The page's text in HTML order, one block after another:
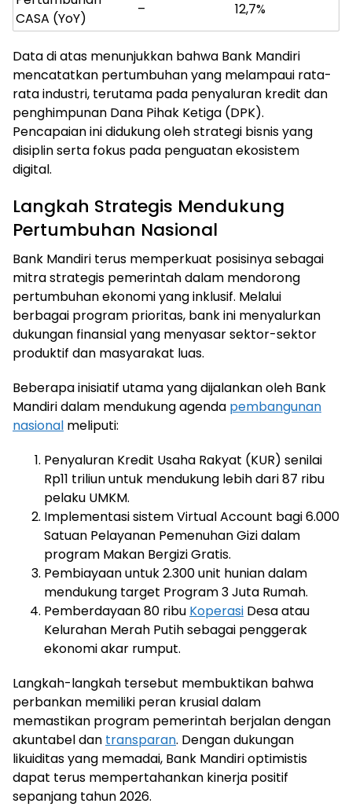
CASA (YoY)
– 12,7%
Data di atas menunjukkan bahwa Bank Mandiri
mencatatkan pertumbuhan yang melampaui rata-
rata industri, terutama pada penyaluran kredit dan
penghimpunan Dana Pihak Ketiga (DPK).
Pencapaian ini didukung oleh strategi bisnis yang
disiplin serta fokus pada penguatan ekosistem
digital.
Langkah Strategis Mendukung
Pertumbuhan Nasional
Bank Mandiri terus memperkuat posisinya sebagai
mitra strategis pemerintah dalam mendorong
pertumbuhan ekonomi yang inklusif. Melalui
berbagai program prioritas, bank ini menyalurkan
dukungan finansial yang menyasar sektor-sektor
produktif dan masyarakat luas.
Beberapa inisiatif utama yang dijalankan oleh Bank
Mandiri dalam mendukung agenda pembangunan
nasional meliputi:
Penyaluran Kredit Usaha Rakyat (KUR) senilai
Rp11 triliun untuk mendukung lebih dari 87 ribu
pelaku UMKM.
Implementasi sistem Virtual Account bagi 6.000
Satuan Pelayanan Pemenuhan Gizi dalam
program Makan Bergizi Gratis.
Pembiayaan untuk 2.300 unit hunian dalam
mendukung target Program 3 Juta Rumah.
Pemberdayaan 80 ribu Koperasi Desa atau
Kelurahan Merah Putih sebagai penggerak
ekonomi akar rumput.
Langkah-langkah tersebut membuktikan bahwa
perbankan memiliki peran krusial dalam
memastikan program pemerintah berjalan dengan
akuntabel dan transparan. Dengan dukungan
likuiditas yang memadai, Bank Mandiri optimistis
dapat terus mempertahankan kinerja positif
sepanjang tahun 2026.